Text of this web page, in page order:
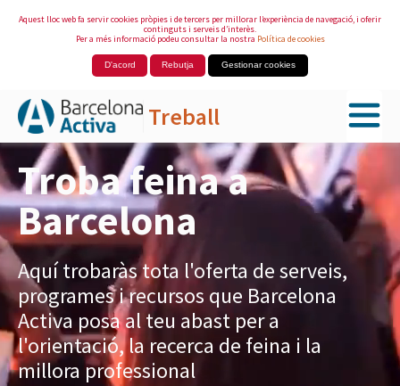
Aquest lloc web fa servir cookies pròpies i de tercers per millorar l’experiència de navegació, i oferir
continguts i serveis d’interès.
Per a més informació podeu consultar la nostra Política de cookies
D'acord Rebutja Gestionar cookies
Treball
Salta al contingut principal
Troba feina a
Barcelona
Aquí trobaràs tota l'oferta de serveis,
programes i recursos que Barcelona
Activa posa al teu abast per a
l'orientació, la recerca de feina i la
millora professional